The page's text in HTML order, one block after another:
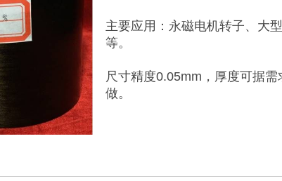
主要应用：永磁电机转子、大
等。
尺寸精度0.05mm，厚度可据
做。